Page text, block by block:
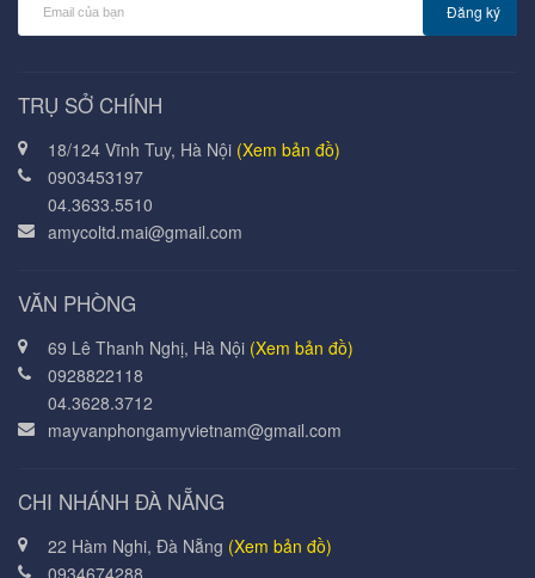
Đăng ký
TRỤ SỞ CHÍNH
18/124 Vĩnh Tuy, Hà Nội (Xem bản đồ)
0903453197
04.3633.5510
amycoltd.mai@gmail.com
VĂN PHÒNG
69 Lê Thanh Nghị, Hà Nội (Xem bản đồ)
0928822118
04.3628.3712
mayvanphongamyvietnam@gmail.com
CHI NHÁNH ĐÀ NẴNG
22 Hàm Nghi, Đà Nẵng (Xem bản đồ)
0934674288